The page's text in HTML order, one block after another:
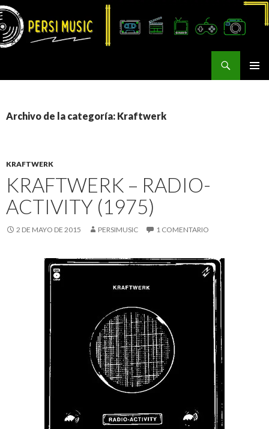
Archivo de la categoría: Kraftwerk
KRAFTWERK
KRAFTWERK – RADIO-
ACTIVITY (1975)
2 DE MAYO DE 2015 PERSIMUSIC 1 COMENTARIO